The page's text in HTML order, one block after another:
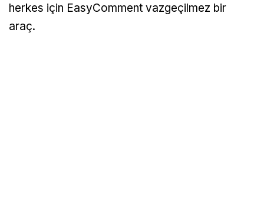
herkes için EasyComment vazgeçilmez bir
araç.